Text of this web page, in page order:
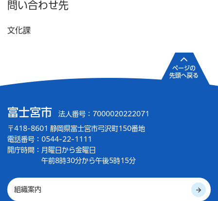
問い合わせ先
文化課
富士宮市 法人番号：7000020222071
〒418-8601 静岡県富士宮市弓沢町150番地
電話番号：0544-22-1111
開庁時間： 月曜日から金曜日
午前8時30分から午後5時15分
組織案内
ページの
先頭へ戻る